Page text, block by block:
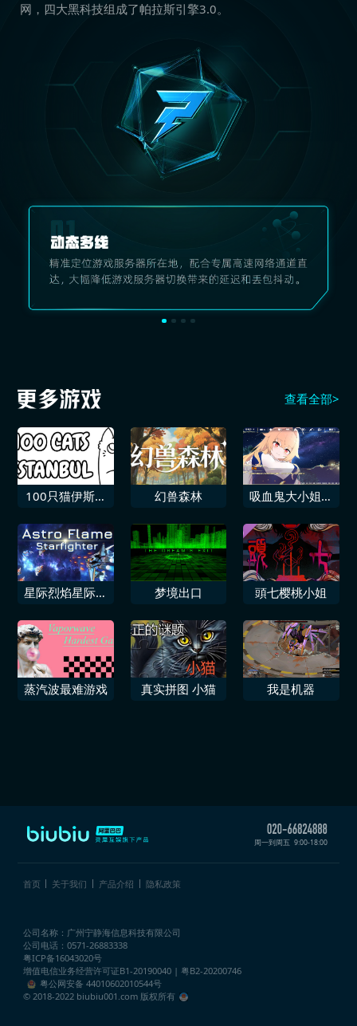
网，四大黑科技组成了帕拉斯引擎3.0。
查看全部>
100只猫伊斯坦
幻兽森林
吸血鬼大小姐想
星际烈焰星际战
梦境出口 頭七樱桃小姐
蒸汽波最难游戏 真实拼图 小猫 我是机器
周一到周五 9:00-18:00
首页 关于我们 产品介绍 隐私政策
公司名称：广州宁静海信息科技有限公司
公司电话：0571-26883338
粤ICP备16043020号
增值电信业务经营许可证B1-20190040 | 粤B2-20200746
粤公网安备 44010602010544号
© 2018-2022 biubiu001.com 版权所有